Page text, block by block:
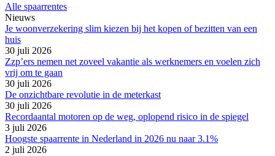
Alle spaarrentes
Nieuws
Je woonverzekering slim kiezen bij het kopen of bezitten van een
huis
30 juli 2026
Zzp’ers nemen net zoveel vakantie als werknemers en voelen zich
vrij om te gaan
30 juli 2026
De onzichtbare revolutie in de meterkast
30 juli 2026
Recordaantal motoren op de weg, oplopend risico in de spiegel
3 juli 2026
Hoogste spaarrente in Nederland in 2026 nu naar 3.1%
2 juli 2026